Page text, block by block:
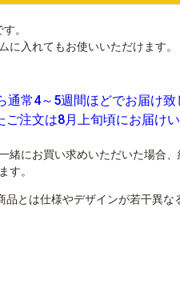
。
に入れてもお使いいただけます。
常4～5週間ほどでお届け致
注文は8月上旬頃にお届けい
緒にお買い求めいただいた場合
す。
とは仕様やデザインが若干異な